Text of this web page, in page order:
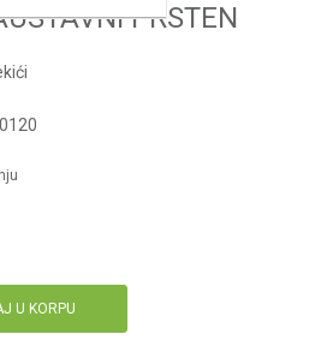
PRSTEN
U KORPU